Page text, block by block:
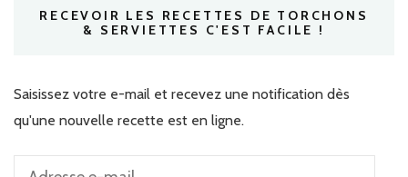
RECEVOIR LES RECETTES DE TORCHONS
& SERVIETTES C'EST FACILE !
Saisissez votre e-mail et recevez une notification dès
qu'une nouvelle recette est en ligne.
Adresse